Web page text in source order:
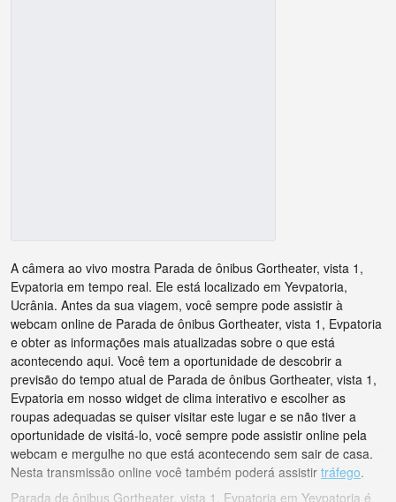
A câmera ao vivo mostra Parada de ônibus Gortheater, vista 1,
Evpatoria em tempo real. Ele está localizado em Yevpatoria,
Ucrânia. Antes da sua viagem, você sempre pode assistir à
webcam online de Parada de ônibus Gortheater, vista 1, Evpatoria
e obter as informações mais atualizadas sobre o que está
acontecendo aqui. Você tem a oportunidade de descobrir a
previsão do tempo atual de Parada de ônibus Gortheater, vista 1,
Evpatoria em nosso widget de clima interativo e escolher as
roupas adequadas se quiser visitar este lugar e se não tiver a
oportunidade de visitá-lo, você sempre pode assistir online pela
webcam e mergulhe no que está acontecendo sem sair de casa.
Nesta transmissão online você também poderá assistir tráfego.
Parada de ônibus Gortheater, vista 1, Evpatoria em Yevpatoria é